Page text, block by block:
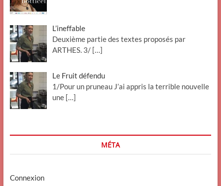
L’ineffable
Deuxième partie des textes proposés par
ARTHES. 3/ […]
Le Fruit défendu
1/Pour un pruneau J’ai appris la terrible nouvelle
une […]
MÉTA
Connexion